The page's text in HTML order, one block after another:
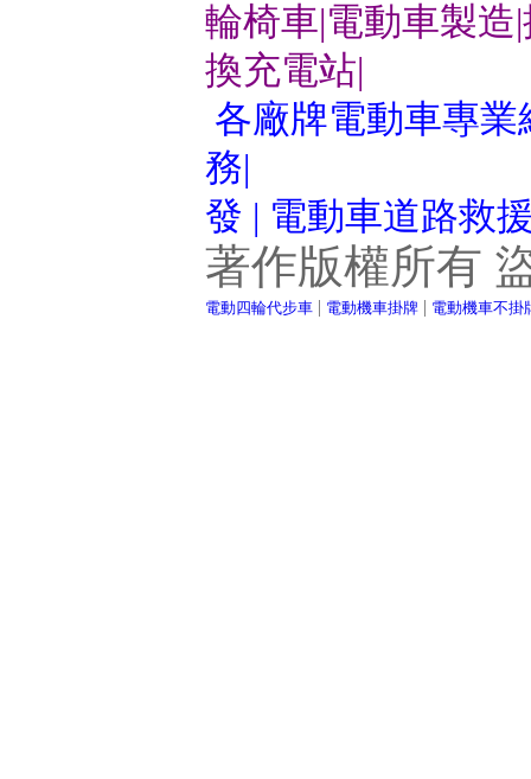
輪椅車|電動車製造
換充電站|
各廠牌電動車專
務|
發 | 電動車道路救
著作版權所有
電動四輪代步車 | 電動機車掛牌 | 電動機車不掛